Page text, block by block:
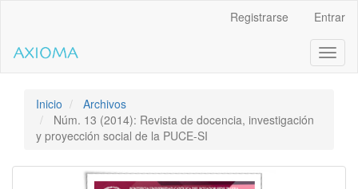
contenido
de
Navegación
principal
principal
Registrarse Entrar
Inicio
Archivos
Núm. 13 (2014): Revista de docencia, investigación
y proyección social de la PUCE-SI